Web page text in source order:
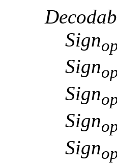
Sign
Sign
Sign
Sign
Sign